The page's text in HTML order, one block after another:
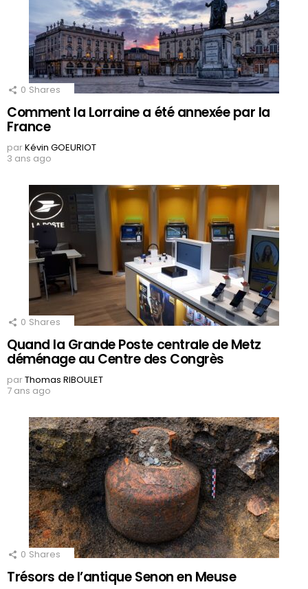
0 Shares
Comment la Lorraine a été annexée par la
France
parKévin GOEURIOT
3 ans ago
0 Shares
Quand la Grande Poste centrale de Metz
déménage au Centre des Congrès
parThomas RIBOULET
7 ans ago
0 Shares
Trésors de l’antique Senon en Meuse